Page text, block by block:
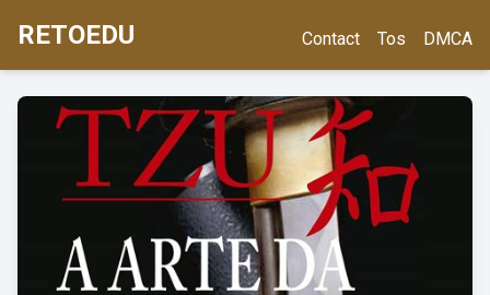
RETOEDU Contact Tos DMCA